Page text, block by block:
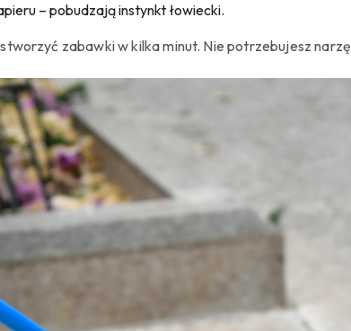
– pobudzają instynkt łowiecki.
zabawki w kilka minut. Nie potrzebujesz